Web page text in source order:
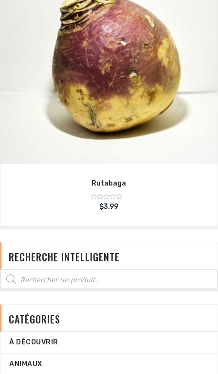
Rutabaga
Note
sur
$3.99
RECHERCHE INTELLIGENTE
CATÉGORIES
À DÉCOUVRIR
ANIMAUX